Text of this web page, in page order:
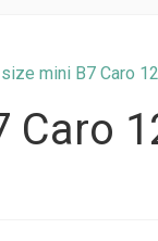
mini B7 Caro
Caro